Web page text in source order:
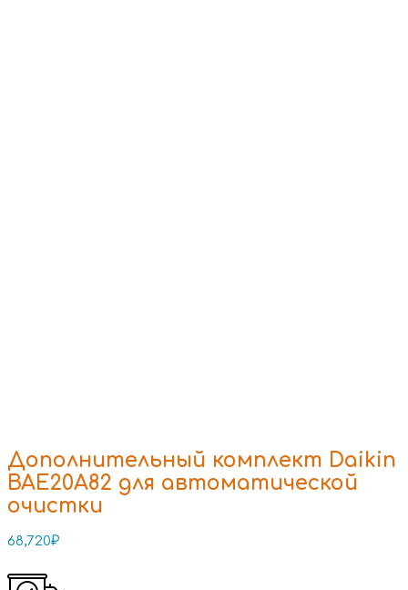
Дополнительный комплект Daikin
BAE20A82 для автоматической
очистки
68,720₽